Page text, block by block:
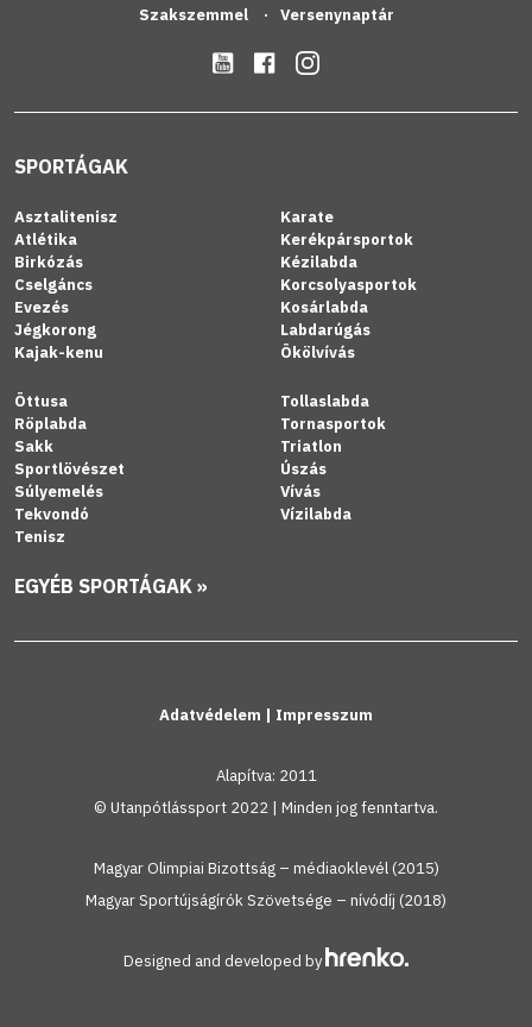
Szakszemmel Versenynaptár
SPORTÁGAK
Asztalitenisz
Atlétika
Birkózás
Cselgáncs
Evezés
Jégkorong
Kajak-kenu
Karate
Kerékpársportok
Kézilabda
Korcsolyasportok
Kosárlabda
Labdarúgás
Ökölvívás
Öttusa
Röplabda
Sakk
Sportlövészet
Súlyemelés
Tekvondó
Tenisz
Tollaslabda
Tornasportok
Triatlon
Úszás
Vívás
Vízilabda
EGYÉB SPORTÁGAK »
Adatvédelem | Impresszum
Alapítva: 2011
© Utanpótlássport 2022 | Minden jog fenntartva.
Magyar Olimpiai Bizottság – médiaoklevél (2015)
Magyar Sportújságírók Szövetsége – nívódíj (2018)
Designed and developed by